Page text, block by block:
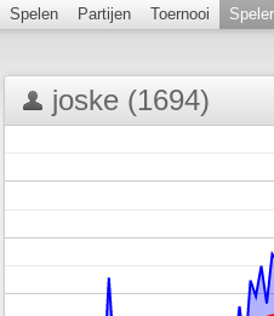
Spelen Partijen Toernooi
joske (1694)